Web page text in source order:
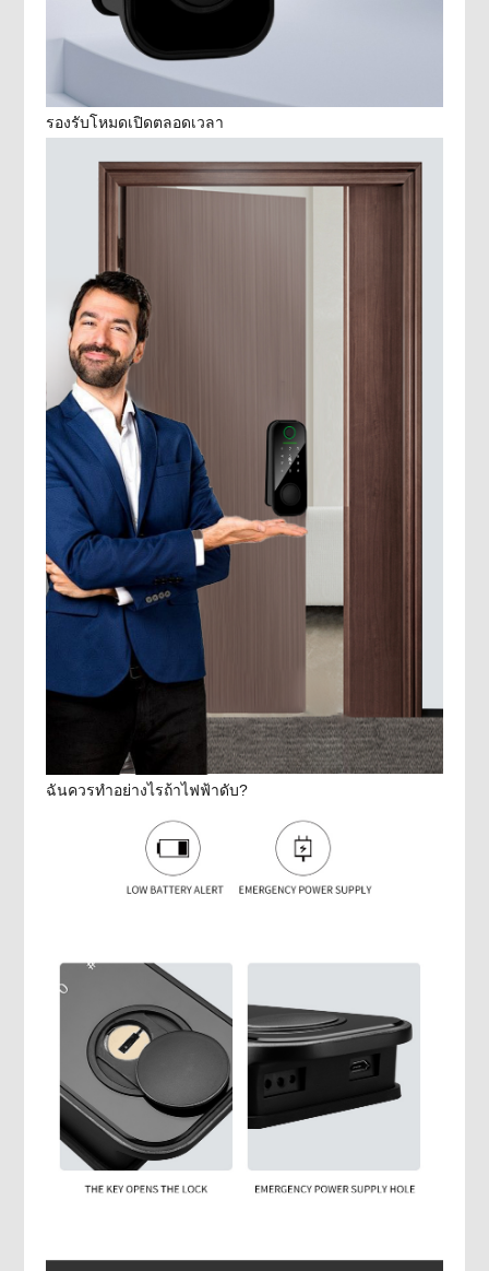
รองรับโหมดเปิดตลอดเวลา
ฉันควรทำอย่างไรถ้าไฟฟ้าดับ?